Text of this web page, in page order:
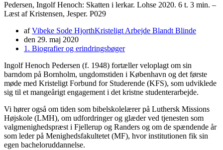
Pedersen, Ingolf Henoch: Skatten i lerkar. Lohse 2020. 6 t. 3 min. –
Læst af Kristensen, Jesper. P029
af Vibeke Sode HjorthKristeligt Arbejde Blandt Blinde
den 29. maj 2020
1. Biografier og erindringsbøger
Ingolf Henoch Pedersen (f. 1948) fortæller veloplagt om sin
barndom på Bornholm, ungdomstiden i København og det første
møde med Kristeligt Forbund for Studerende (KFS), som udviklede
sig til et mangeårigt engagement i det kristne studenterarbejde.
Vi hører også om tiden som bibelskolelærer på Luthersk Missions
Højskole (LMH), om udfordringer og glæder ved tjenesten som
valgmenighedspræst i Fjellerup og Randers og om de spændende år
som leder på Menighedsfakultetet (MF), hvor institutionen fik sin
egen bacheloruddannelse.